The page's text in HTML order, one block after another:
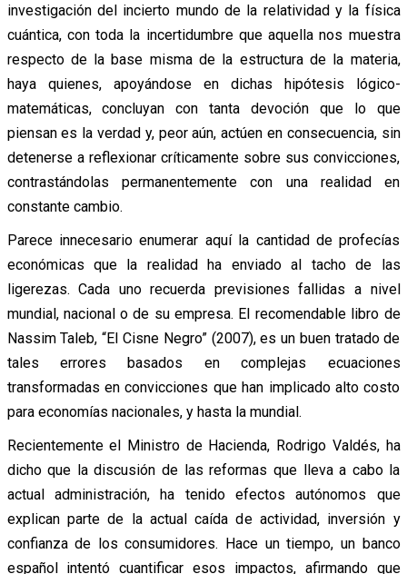
investigación del incierto mundo de la relatividad y la física
cuántica, con toda la incertidumbre que aquella nos muestra
respecto de la base misma de la estructura de la materia,
haya quienes, apoyándose en dichas hipótesis lógico-
matemáticas, concluyan con tanta devoción que lo que
piensan es la verdad y, peor aún, actúen en consecuencia, sin
detenerse a reflexionar críticamente sobre sus convicciones,
contrastándolas permanentemente con una realidad en
constante cambio.
Parece innecesario enumerar aquí la cantidad de profecías
económicas que la realidad ha enviado al tacho de las
ligerezas. Cada uno recuerda previsiones fallidas a nivel
mundial, nacional o de su empresa. El recomendable libro de
Nassim Taleb, “El Cisne Negro” (2007), es un buen tratado de
tales errores basados en complejas ecuaciones
transformadas en convicciones que han implicado alto costo
para economías nacionales, y hasta la mundial.
Recientemente el Ministro de Hacienda, Rodrigo Valdés, ha
dicho que la discusión de las reformas que lleva a cabo la
actual administración, ha tenido efectos autónomos que
explican parte de la actual caída de actividad, inversión y
confianza de los consumidores. Hace un tiempo, un banco
español intentó cuantificar esos impactos, afirmando que